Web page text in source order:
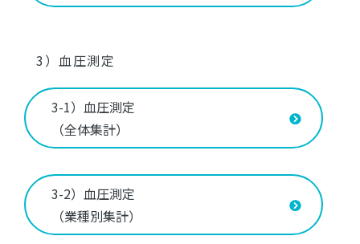
3）血圧測定
3-1）血圧測定
（全体集計）
3-2）血圧測定
（業種別集計）